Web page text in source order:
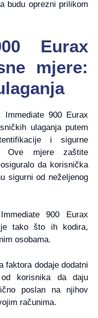
budu oprezni prilikom
Eurax
mjere:
Immediate 900 Eurax
ulaganja putem
i sigurne
Ove mjere zaštite
da korisnička
sigurni od neželjenog
900 Eurax
tako što ih kodira,
osobama.
faktora dodaje dodatni
korisnika da daju
poslan na njihov
računima.